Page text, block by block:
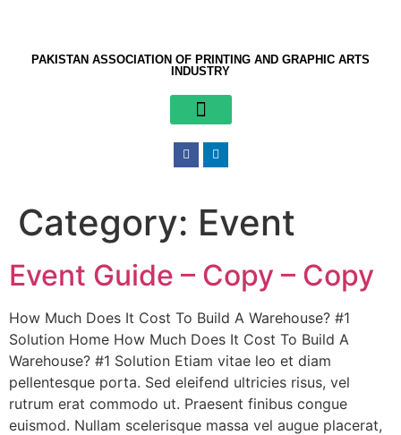
PAKISTAN ASSOCIATION OF PRINTING AND GRAPHIC ARTS
INDUSTRY
Category: Event
Event Guide – Copy – Copy
How Much Does It Cost To Build A Warehouse? #1
Solution Home How Much Does It Cost To Build A
Warehouse? #1 Solution Etiam vitae leo et diam
pellentesque porta. Sed eleifend ultricies risus, vel
rutrum erat commodo ut. Praesent finibus congue
euismod. Nullam scelerisque massa vel augue placerat,